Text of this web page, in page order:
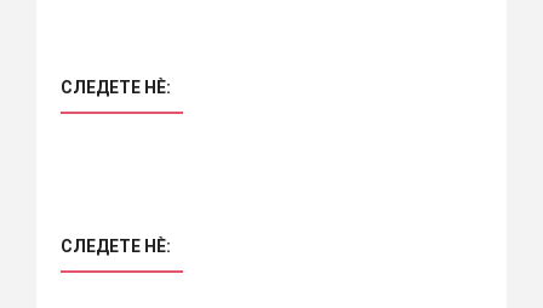
СЛЕДЕТЕ НÈ:
СЛЕДЕТЕ НÈ: